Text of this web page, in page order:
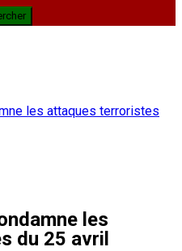
les attaques terroristes
les
du 25 avril